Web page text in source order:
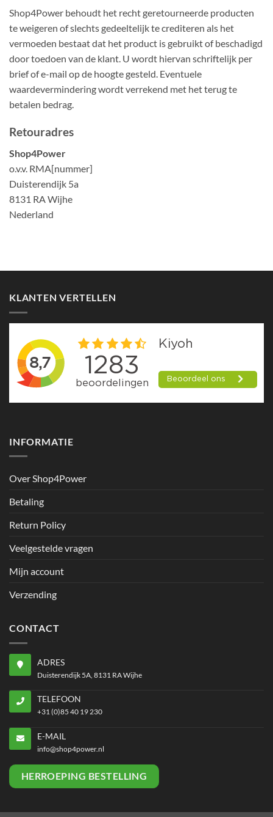
Shop4Power behoudt het recht geretourneerde producten
te weigeren of slechts gedeeltelijk te crediteren als het
vermoeden bestaat dat het product is gebruikt of beschadigd
door toedoen van de klant. U wordt hiervan schriftelijk per
brief of e-mail op de hoogte gesteld. Eventuele
waardevermindering wordt verrekend met het terug te
betalen bedrag.
Retouradres
Shop4Power
o.v.v. RMA[nummer]
Duisterendijk 5a
8131 RA Wijhe
Nederland
KLANTEN VERTELLEN
INFORMATIE
Over Shop4Power
Betaling
Return Policy
Veelgestelde vragen
Mijn account
Verzending
CONTACT
ADRES
Duisterendijk 5A, 8131 RA Wijhe
TELEFOON
+31 (0)85 40 19 230
E-MAIL
info@shop4power.nl
HERROEPING BESTELLING